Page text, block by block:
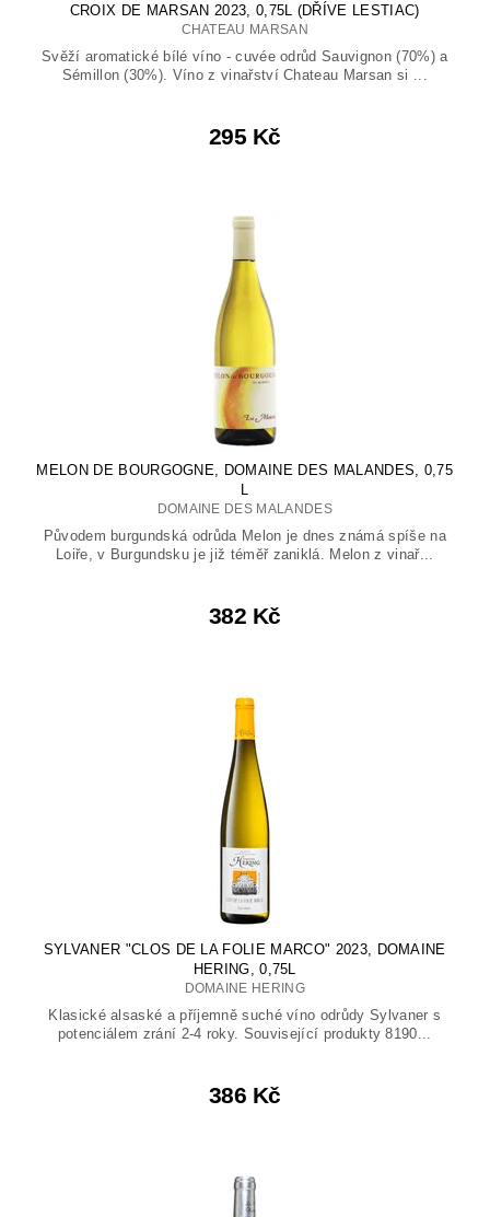
CROIX DE MARSAN 2023, 0,75L (DŘÍVE LESTIAC)
CHATEAU MARSAN
Svěží aromatické bílé víno - cuvée odrůd Sauvignon (70%) a
Sémillon (30%). Víno z vinařství Chateau Marsan si ...
295 Kč
MELON DE BOURGOGNE, DOMAINE DES MALANDES, 0,75
L
DOMAINE DES MALANDES
Původem burgundská odrůda Melon je dnes známá spíše na
Loiře, v Burgundsku je již téměř zaniklá. Melon z vinař...
382 Kč
SYLVANER "CLOS DE LA FOLIE MARCO" 2023, DOMAINE
HERING, 0,75L
DOMAINE HERING
Klasické alsaské a příjemně suché víno odrůdy Sylvaner s
potenciálem zrání 2-4 roky. Související produkty 8190...
386 Kč